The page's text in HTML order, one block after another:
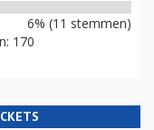
6% (11 stemmen)
170